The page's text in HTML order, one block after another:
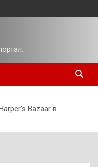
Bazaar в